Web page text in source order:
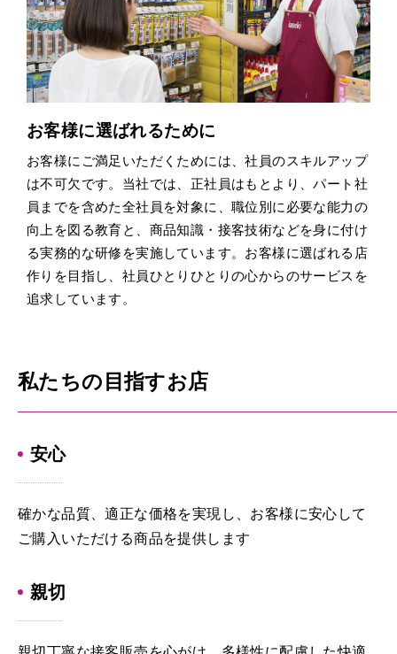
お客様に選ばれるために
お客様にご満足いただくためには、社員のスキルアップ
は不可欠です。当社では、正社員はもとより、パート社
員までを含めた全社員を対象に、職位別に必要な能力の
向上を図る教育と、商品知識・接客技術などを身に付け
る実務的な研修を実施しています。お客様に選ばれる店
作りを目指し、社員ひとりひとりの心からのサービスを
追求しています。
私たちの目指すお店
安心
確かな品質、適正な価格を実現し、お客様に安心して
ご購入いただける商品を提供します
親切